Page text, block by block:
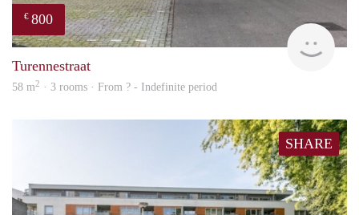
€ 800
Turennestraat
58 m2 · 3 rooms · From ? - Indefinite period
SHARE